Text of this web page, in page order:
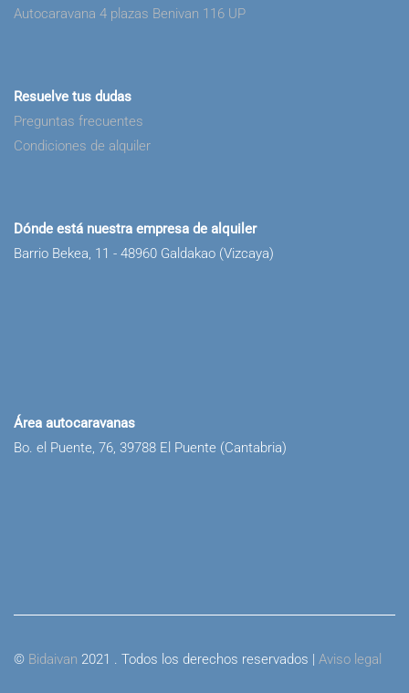
Autocaravana 4 plazas Benivan 116 UP
Resuelve tus dudas
Preguntas frecuentes
Condiciones de alquiler
Dónde está nuestra empresa de alquiler
Barrio Bekea, 11 - 48960 Galdakao (Vizcaya)
Área autocaravanas
Bo. el Puente, 76, 39788 El Puente (Cantabria)
© Bidaivan 2021 . Todos los derechos reservados | Aviso legal